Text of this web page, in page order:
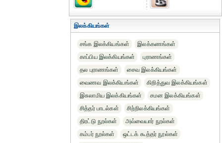
இலக்கியங்கள்
சங்க இலக்கியங்கள்
இலக்கணங்கள்
காப்பிய இலக்கியங்கள்
புராணங்கள்
தல புராணங்கள்
சைவ இலக்கியங்கள்
வைணவ இலக்கியங்கள்
கிறித்துவ இலக்கியங்கள்
இசுலாமிய இலக்கியங்கள்
சமன இலக்கியங்கள்
சித்தர் பாடல்கள்
சிற்றிலக்கியங்கள்
திரட்டு நூல்கள்
அவ்வையார் நூல்கள்
கம்பர் நூல்கள்
ஒட்டக் கூத்தர் நூல்கள்